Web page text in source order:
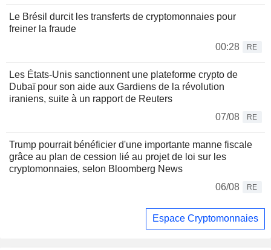
Le Brésil durcit les transferts de cryptomonnaies pour
freiner la fraude
00:28
RE
Les États-Unis sanctionnent une plateforme crypto de
Dubaï pour son aide aux Gardiens de la révolution
iraniens, suite à un rapport de Reuters
07/08
RE
Trump pourrait bénéficier d'une importante manne fiscale
grâce au plan de cession lié au projet de loi sur les
cryptomonnaies, selon Bloomberg News
06/08
RE
Espace Cryptomonnaies